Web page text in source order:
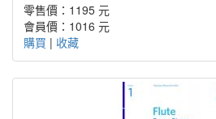
零售價：1195 元
會員價：1016 元
購買 | 收藏